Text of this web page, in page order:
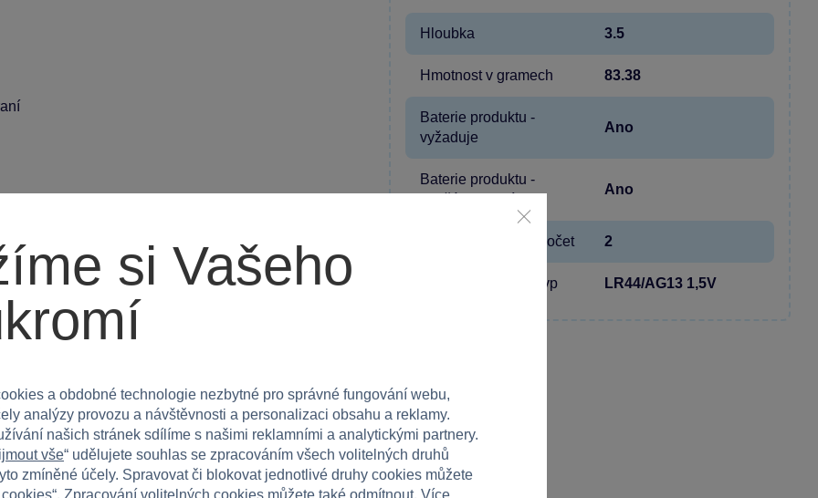
nebo na zahradě, přinese spoustu zábavy
unikátní vystřelovací letadlo s LED efekty!
Hloubka 3.5
Hmotnost v gramech 83.38
Baterie produktu -
vyžaduje
Ano
Baterie produktu -
Ano
Baterie produktu - počet 2
Baterie produktu - typ LR44/AG13 1,5V
si Vašeho
a obdobné technologie nezbytné pro správné fungování webu,
analýzy provozu a návštěvnosti a personalizaci obsahu a reklamy.
našich stránek sdílíme s našimi reklamními a analytickými partnery.
vše“ udělujete souhlas se zpracováním všech volitelných druhů
zmíněné účely. Spravovat či blokovat jednotlivé druhy cookies můžete
“. Zpracování volitelných cookies můžete také odmítnout. Více